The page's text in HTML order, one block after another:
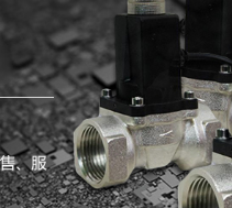
技
燃气切
疑